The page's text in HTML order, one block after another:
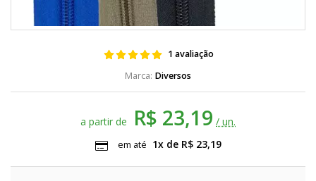
1 avaliação
Diversos
a partir de R$ 23,19 / un.
em até 1x de R$ 23,19